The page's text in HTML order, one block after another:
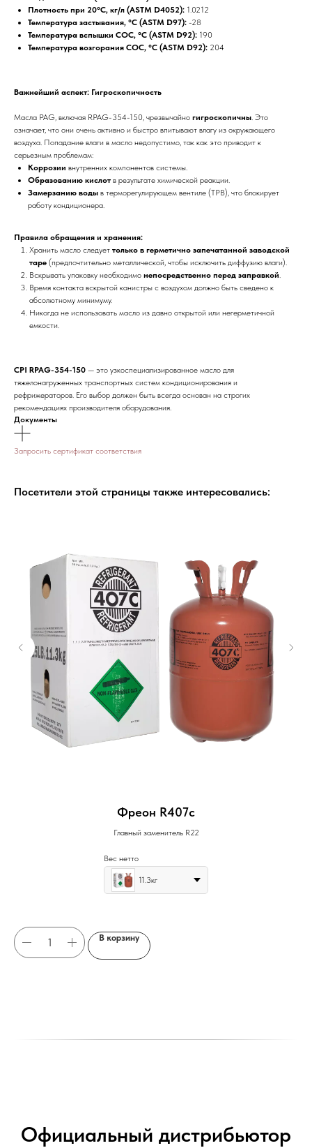
Плотность при 20°C, кг/л (ASTM D4052): 1.0212
Температура застывания, °C (ASTM D97): -28
Температура вспышки COC, °C (ASTM D92): 190
Температура возгорания COC, °C (ASTM D92): 204
Важнейший аспект: Гигроскопичность
Масла PAG, включая RPAG-354-150, чрезвычайно гигроскопичны. Это
означает, что они очень активно и быстро впитывают влагу из окружающего
воздуха. Попадание влаги в масло недопустимо, так как это приводит к
серьезным проблемам:
Коррозии внутренних компонентов системы.
Образованию кислот в результате химической реакции.
Замерзанию воды в терморегулирующем вентиле (ТРВ), что блокирует
работу кондиционера.
Правила обращения и хранения:
Хранить масло следует только в герметично запечатанной заводской
таре (предпочтительно металлической, чтобы исключить диффузию влаги).
Вскрывать упаковку необходимо непосредственно перед заправкой.
Время контакта вскрытой канистры с воздухом должно быть сведено к
абсолютному минимуму.
Никогда не использовать масло из давно открытой или негерметичной
емкости.
CPI RPAG-354-150 — это узкоспециализированное масло для
тяжелонагруженных транспортных систем кондиционирования и
рефрижераторов. Его выбор должен быть всегда основан на строгих
рекомендациях производителя оборудования.
Документы
Запросить сертификат соответствия
Посетители этой страницы также интересовались:
Фреон R407c
Главный заменитель R22
Вес нетто
11.3кг
В корзину
Официальный дистрибьютор